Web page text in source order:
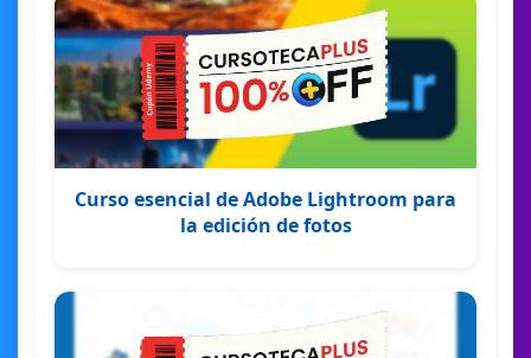
Curso esencial de Adobe Lightroom para
la edición de fotos